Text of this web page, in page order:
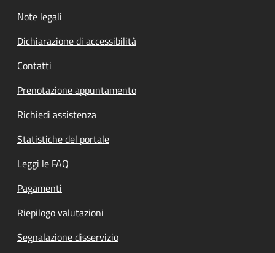
Note legali
Dichiarazione di accessibilità
Contatti
Prenotazione appuntamento
Richiedi assistenza
Statistiche del portale
Leggi le FAQ
Pagamenti
Riepilogo valutazioni
Segnalazione disservizio